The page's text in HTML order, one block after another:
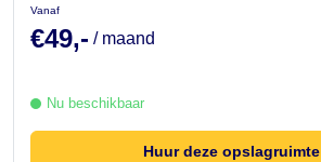
Vanaf
€49,- / maand
Nu beschikbaar
Huur deze opslagruimte